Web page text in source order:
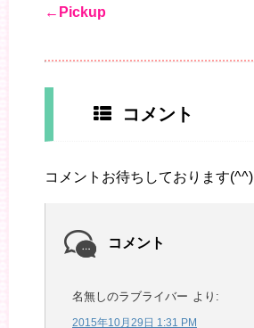
←Pickup
コメント
コメントお待ちしております(^^)
コメント
名無しのラブライバー より:
2015年10月29日 1:31 PM